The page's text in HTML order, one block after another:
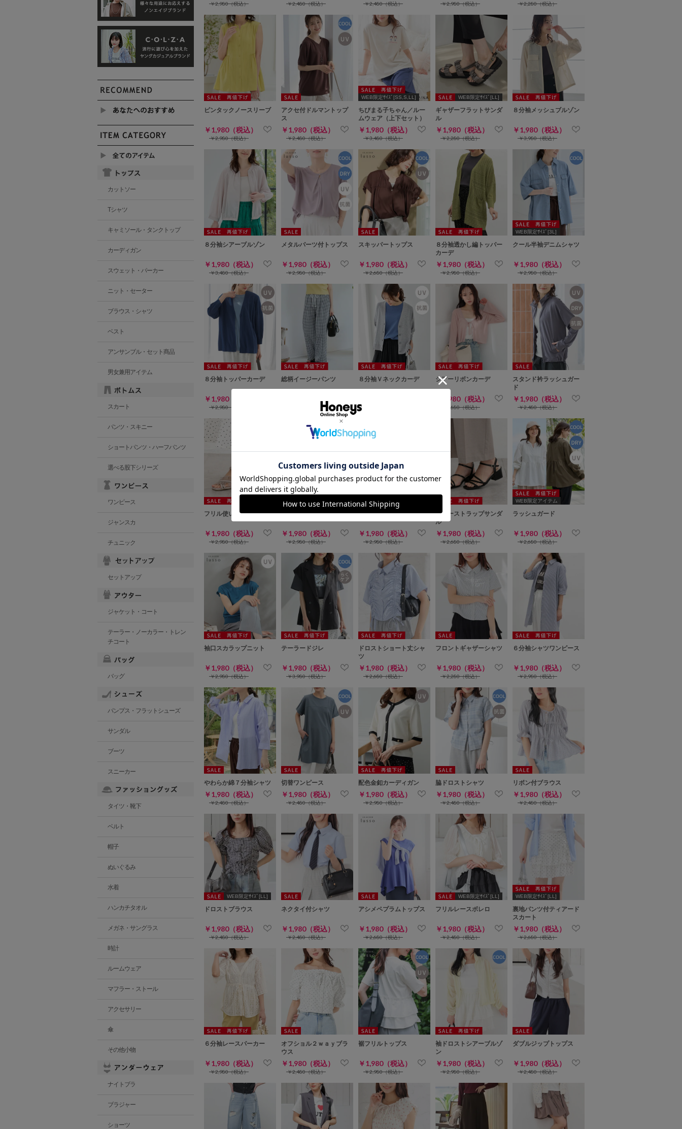
￥2,980（税込） ￥2,480（税込） ￥2,480（税込） ￥2,980（税込） ￥2,280（税込）
ピンタックノースリーブ
￥1,980（税込）
￥2,980（税込）
アクセ付ドルマントップ
ス
￥1,980（税込）
￥2,480（税込）
WEB限定ｻｲｽﾞ[SS,S,LL]
ちびまる子ちゃん／ルー
ムウェア（上下セット）
￥1,980（税込）
￥3,480（税込）
WEB限定ｻｲｽﾞ[LL]
ギャザーフラットサンダ
ル
￥1,980（税込）
￥2,280（税込）
８分袖メッシュブルゾン
￥1,980（税込）
￥3,980（税込）
８分袖シアーブルゾン
￥1,980（税込）
￥3,480（税込）
メタルパーツ付トップス
￥1,980（税込）
￥2,980（税込）
スキッパートップス
￥1,980（税込）
￥2,680（税込）
８分袖透かし編トッパー
カーデ
￥1,980（税込）
￥2,980（税込）
WEB限定ｻｲｽﾞ[3L]
クール半袖デニムシャツ
￥1,980（税込）
￥2,980（税込）
８分袖トッパーカーデ
￥1,980（税込）
￥2,980（税込）
総柄イージーパンツ
￥2,980（税込）
８分袖Ｖネックカーデ シアーリボンカーデ
￥1,980（税込）
￥2,680（税込）
スタンド衿ラッシュガー
ド
￥1,980（税込）
￥2,480（税込）
フリル使いサンダル
￥1,980（税込）
￥2,980（税込）
シアーフードブルゾン
￥1,980（税込）
￥2,980（税込）
ノースリーブワンピース
￥1,980（税込）
￥2,980（税込）
ナローストラップサンダ
ル
￥1,980（税込）
￥2,680（税込）
WEB限定アイテム
ラッシュガード
￥1,980（税込）
￥2,680（税込）
袖口スカラップニット
￥1,980（税込）
￥2,980（税込）
テーラードジレ
￥1,980（税込）
￥3,980（税込）
ドロストショート丈シャ
ツ
￥1,980（税込）
￥2,680（税込）
フロントギャザーシャツ
￥1,980（税込）
￥2,280（税込）
６分袖シャツワンピース
￥1,980（税込）
￥2,980（税込）
やわらか綿７分袖シャツ
￥1,980（税込）
￥2,480（税込）
切替ワンピース
￥1,980（税込）
￥2,480（税込）
配色金釦カーディガン
￥1,980（税込）
￥2,980（税込）
脇ドロストシャツ
￥1,980（税込）
￥2,480（税込）
リボン付ブラウス
￥1,980（税込）
￥2,480（税込）
WEB限定ｻｲｽﾞ[LL]
ドロストブラウス
￥1,980（税込）
￥2,480（税込）
ネクタイ付シャツ
￥1,980（税込）
￥2,480（税込）
アシメペプラムトップス
￥1,980（税込）
￥2,680（税込）
WEB限定ｻｲｽﾞ[LL]
フリルレースボレロ
￥1,980（税込）
￥2,480（税込）
WEB限定ｻｲｽﾞ[LL]
裏地パンツ付ティアード
スカート
￥1,980（税込）
￥2,680（税込）
６分袖レースパーカー
￥1,980（税込）
￥2,980（税込）
オフショル２ｗａｙブラ
ウス
￥1,980（税込）
￥2,480（税込）
裾フリルトップス
￥1,980（税込）
￥2,980（税込）
袖ドロストシアーブルゾ
ン
￥1,980（税込）
￥2,980（税込）
ダブルジップトップス
￥1,980（税込）
￥2,480（税込）
カットソー
Tシャツ
キャミソール・タンクトップ
カーディガン
スウェット・パーカー
ニット・セーター
ブラウス・シャツ
ベスト
アンサンブル・セット商品
男女兼用アイテム
スカート
パンツ・スキニー
ショートパンツ・ハーフパンツ
選べる股下シリーズ
ワンピース
ジャンスカ
チュニック
セットアップ
ジャケット・コート
テーラー・ノーカラー・トレン
チコート
バッグ
パンプス・フラットシューズ
サンダル
ブーツ
スニーカー
タイツ・靴下
ベルト
帽子
ぬいぐるみ
水着
ハンカチタオル
メガネ・サングラス
時計
ルームウェア
マフラー・ストール
アクセサリー
傘
その他小物
ナイトブラ
ブラジャー
ショーツ